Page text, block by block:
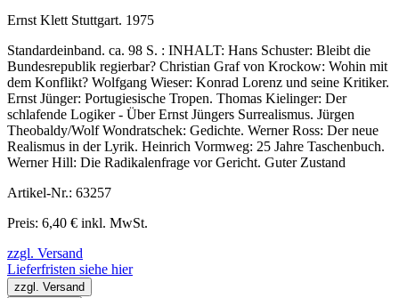
Ernst Klett Stuttgart. 1975
Standardeinband. ca. 98 S. : INHALT: Hans Schuster: Bleibt die
Bundesrepublik regierbar? Christian Graf von Krockow: Wohin mit
dem Konflikt? Wolfgang Wieser: Konrad Lorenz und seine Kritiker.
Ernst Jünger: Portugiesische Tropen. Thomas Kielinger: Der
schlafende Logiker - Über Ernst Jüngers Surrealismus. Jürgen
Theobaldy/Wolf Wondratschek: Gedichte. Werner Ross: Der neue
Realismus in der Lyrik. Heinrich Vormweg: 25 Jahre Taschenbuch.
Werner Hill: Die Radikalenfrage vor Gericht. Guter Zustand
Artikel-Nr.: 63257
Preis: 6,40 € inkl. MwSt.
zzgl. Versand
Lieferfristen siehe hier
zzgl. Versand